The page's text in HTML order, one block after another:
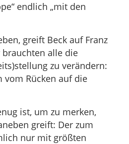
endlich „mit den
greift Beck auf Franz
brauchten alle die
zu verändern:
Rücken auf die
ist, um zu merken,
greift: Der zum
nur mit größten